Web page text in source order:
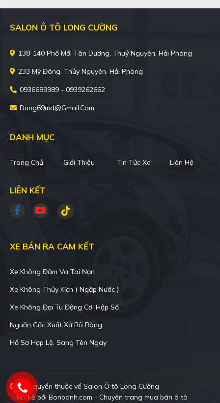
SALON Ô TÔ LONG CƯỜNG
138-140 Phố Mới Tân Dương, Thuỷ Nguyên, Hải Phòng
233 Mỹ Đông, Thủy Nguyên, Hải Phòng
0936689989 - 0939262662
Dung69md@gmail.com
DANH MỤC
Trang Chủ Giới Thiệu Tin Tức Xe Liên Hệ
LIÊN KẾT
XE BÁN RA CAM KẾT
Xe Không Đâm Va Tai Nạn
Xe Không Thủy Kích ( Ngập Nước )
Xe Không Đại Tu Động Cơ, Hộp Số
Nguồn Gốc Xuất Xứ Rõ Ràng
Hồ Sơ Hợp Lệ, Sang Tên Ngay
Bản quyền thuộc về Salon Ô tô Long Cường
Thiết kế bởi Bonbanh.com - Chuyên trang mua bán ô tô